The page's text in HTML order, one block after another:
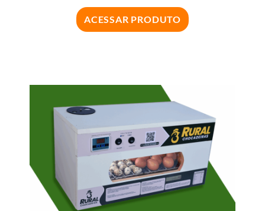
ACESSAR PRODUTO